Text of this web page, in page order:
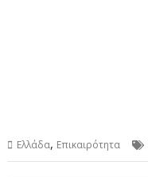
Ελλάδα, Επικαιρότητα